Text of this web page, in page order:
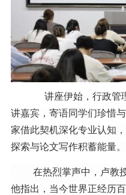
讲座伊始，行政管
讲嘉宾 ， 寄语同学们珍惜
家借此契机深化专业认知
探索与论文写作积蓄能量。
在热烈掌声中，卢教
他指出，当今世界正经历